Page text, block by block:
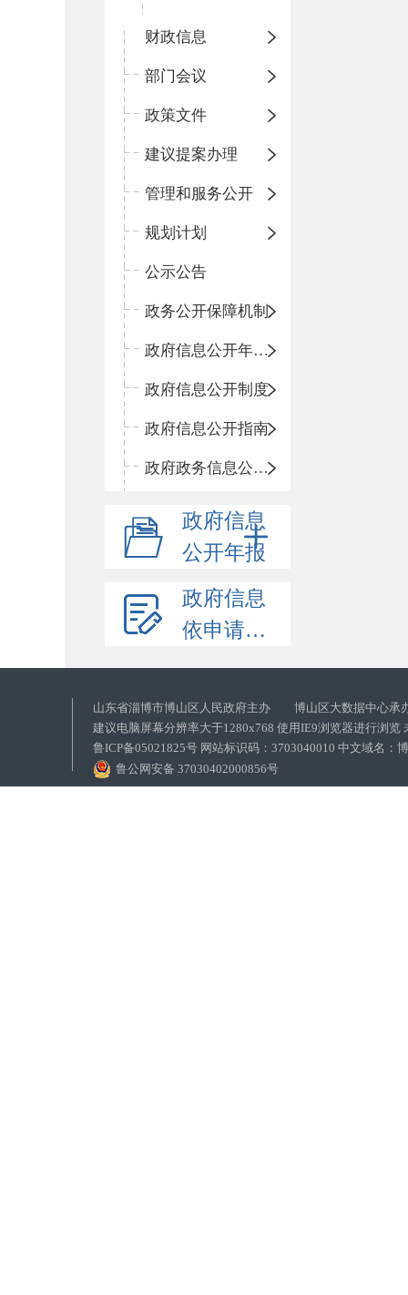
财政信息
部门会议
政策文件
建议提案办理
管理和服务公开
规划计划
公示公告
政务公开保障机制
政府信息公开年度报告
政府信息公开制度
政府信息公开指南
政府政务信息公开目录
政府信息
公开年报
政府信息
依申请公开
山东省淄博市博山区人民政府主办 博山区大数据中心承
建议电脑屏幕分辨率大于1280x768 使用IE9浏览器进行浏览
鲁ICP备05021825号 网站标识码：3703040010 中文域名：
鲁公网安备 37030402000856号